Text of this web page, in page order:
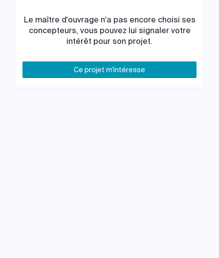
Le maître d'ouvrage n'a pas encore choisi ses
concepteurs, vous pouvez lui signaler votre
intérêt pour son projet.
Ce projet m'intéresse